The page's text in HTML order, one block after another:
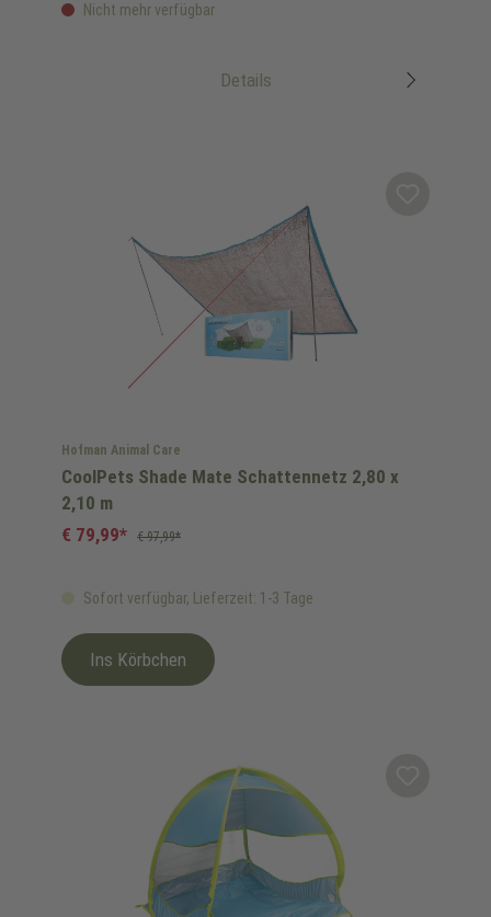
Nicht mehr verfügbar
Details
Hofman Animal Care
CoolPets Shade Mate Schattennetz 2,80 x
2,10 m
Sofort verfügbar, Lieferzeit: 1-3 Tage
€ 79,99* € 97,99*
Ins Körbchen